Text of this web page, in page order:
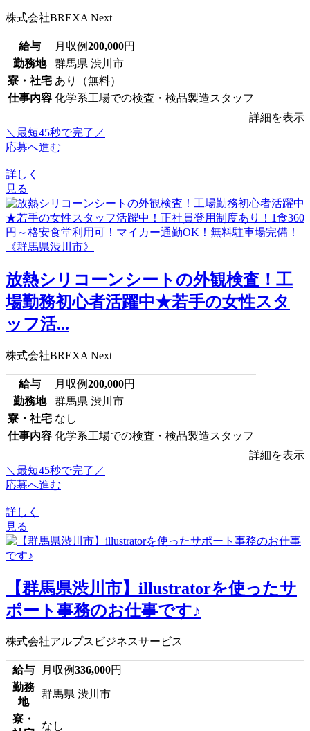
株式会社BREXA Next
給与 月収例200,000円
勤務地
群馬県 渋川市
寮・社宅 あり（無料）
仕事内容 化学系工場での検査・検品製造スタッフ
詳細を表示
＼最短45秒で完了／
応募へ進む
詳しく
見る
放熱シリコーンシートの外観検査！工
場勤務初心者活躍中★若手の女性スタ
ッフ活...
株式会社BREXA Next
給与 月収例200,000円
勤務地
群馬県 渋川市
寮・社宅 なし
仕事内容 化学系工場での検査・検品製造スタッフ
詳細を表示
＼最短45秒で完了／
応募へ進む
詳しく
見る
【群馬県渋川市】illustratorを使ったサ
ポート事務のお仕事です♪
株式会社アルプスビジネスサービス
給与 月収例336,000円
勤務
地
群馬県 渋川市
寮・
なし